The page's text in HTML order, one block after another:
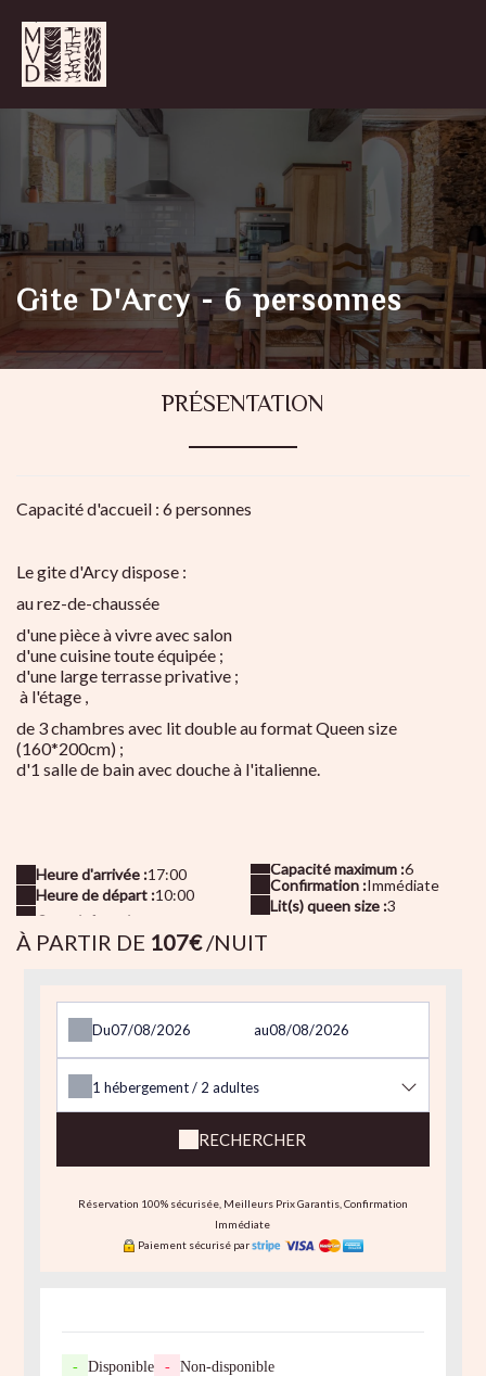
Gite D'Arcy - 6 personnes
PRÉSENTATION
Capacité d'accueil : 6 personnes
Le gite d'Arcy dispose :
au rez-de-chaussée
d'une pièce à vivre avec salon
d'une cuisine toute équipée ;
d'une large terrasse privative ;
à l'étage ,
de 3 chambres avec lit double au format Queen size
(160*200cm) ;
d'1 salle de bain avec douche à l'italienne.
Heure d'arrivée :17:00
Heure de départ :10:00
Capacité maximum :6
Confirmation :Immédiate
Lit(s) queen size :3
À PARTIR DE 107€/NUIT
Du au
1hébergement / 2adultes
RECHERCHER
Réservation 100% sécurisée, Meilleurs Prix Garantis, Confirmation
Immédiate
Paiement sécurisé par
- Disponible - Non-disponible